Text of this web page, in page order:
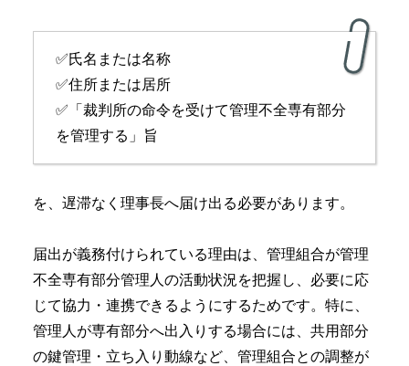
✅氏名または名称
✅住所または居所
✅「裁判所の命令を受けて管理不全専有部分
を管理する」旨
を、遅滞なく理事長へ届け出る必要があります。
届出が義務付けられている理由は、管理組合が管理
不全専有部分管理人の活動状況を把握し、必要に応
じて協力・連携できるようにするためです。特に、
管理人が専有部分へ出入りする場合には、共用部分
の鍵管理・立ち入り動線など、管理組合との調整が